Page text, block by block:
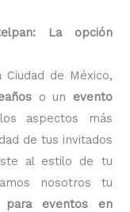
La opción
de México,
o un evento
aspectos más
de tus invitados
al estilo de tu
nosotros tu
para eventos en